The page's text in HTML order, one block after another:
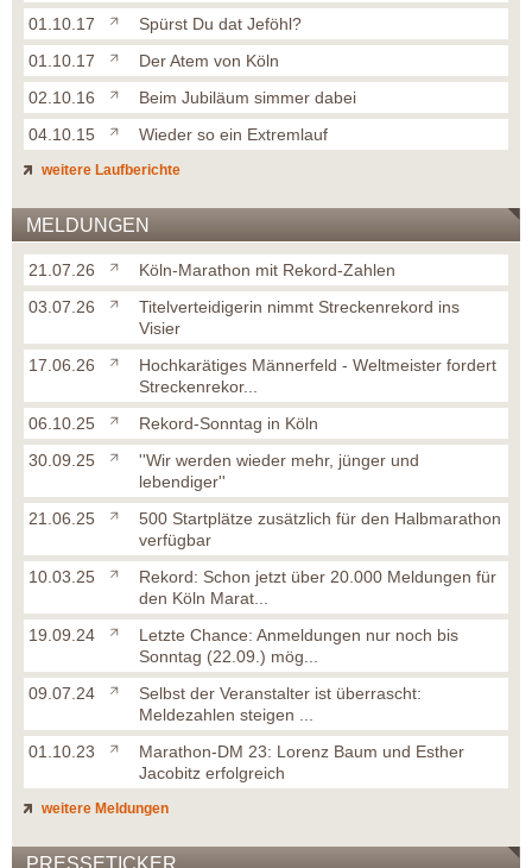
01.10.17
Spürst Du dat Jeföhl?
01.10.17
Der Atem von Köln
02.10.16
Beim Jubiläum simmer dabei
04.10.15
Wieder so ein Extremlauf
weitere Laufberichte
MELDUNGEN
21.07.26
Köln-Marathon mit Rekord-Zahlen
03.07.26
Titelverteidigerin nimmt Streckenrekord ins
Visier
17.06.26
Hochkarätiges Männerfeld - Weltmeister fordert
Streckenrekor...
06.10.25
Rekord-Sonntag in Köln
30.09.25
''Wir werden wieder mehr, jünger und
lebendiger''
21.06.25
500 Startplätze zusätzlich für den Halbmarathon
verfügbar
10.03.25
Rekord: Schon jetzt über 20.000 Meldungen für
den Köln Marat...
19.09.24
Letzte Chance: Anmeldungen nur noch bis
Sonntag (22.09.) mög...
09.07.24
Selbst der Veranstalter ist überrascht:
Meldezahlen steigen ...
01.10.23
Marathon-DM 23: Lorenz Baum und Esther
Jacobitz erfolgreich
weitere Meldungen